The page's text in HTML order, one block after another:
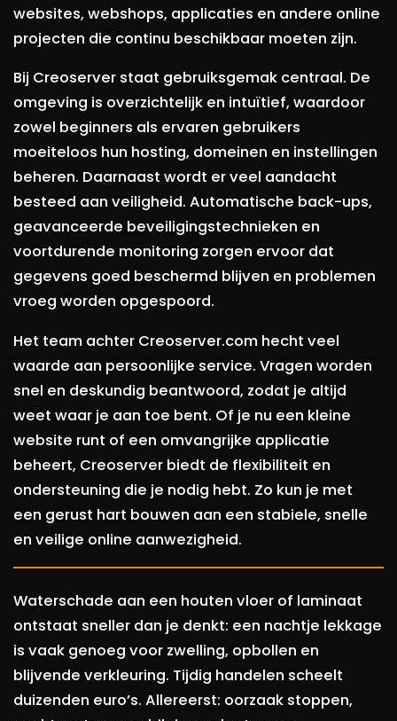
websites, webshops, applicaties en andere online
projecten die continu beschikbaar moeten zijn.
Bij Creoserver staat gebruiksgemak centraal. De
omgeving is overzichtelijk en intuïtief, waardoor
zowel beginners als ervaren gebruikers
moeiteloos hun hosting, domeinen en instellingen
beheren. Daarnaast wordt er veel aandacht
besteed aan veiligheid. Automatische back-ups,
geavanceerde beveiligingstechnieken en
voortdurende monitoring zorgen ervoor dat
gegevens goed beschermd blijven en problemen
vroeg worden opgespoord.
Het team achter Creoserver.com hecht veel
waarde aan persoonlijke service. Vragen worden
snel en deskundig beantwoord, zodat je altijd
weet waar je aan toe bent. Of je nu een kleine
website runt of een omvangrijke applicatie
beheert, Creoserver biedt de flexibiliteit en
ondersteuning die je nodig hebt. Zo kun je met
een gerust hart bouwen aan een stabiele, snelle
en veilige online aanwezigheid.
Waterschade aan een houten vloer of laminaat
ontstaat sneller dan je denkt: een nachtje lekkage
is vaak genoeg voor zwelling, opbollen en
blijvende verkleuring. Tijdig handelen scheelt
duizenden euro’s. Allereerst: oorzaak stoppen,